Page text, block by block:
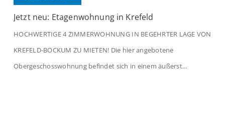
Jetzt neu: Etagenwohnung in Krefeld
HOCHWERTIGE 4 ZIMMERWOHNUNG IN BEGEHRTER LAGE VON
KREFELD-BOCKUM ZU MIETEN! Die hier angebotene
Obergeschosswohnung befindet sich in einem äußerst